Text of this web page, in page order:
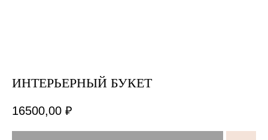
ИНТЕРЬЕРНЫЙ БУКЕТ
16500,00 ₽